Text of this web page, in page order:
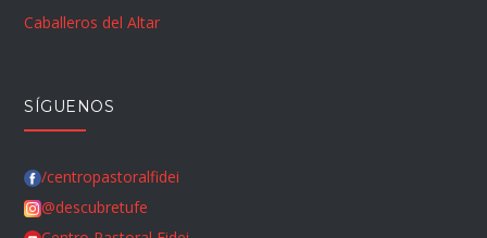
Caballeros del Altar
SÍGUENOS
/centropastoralfidei
@descubretufe